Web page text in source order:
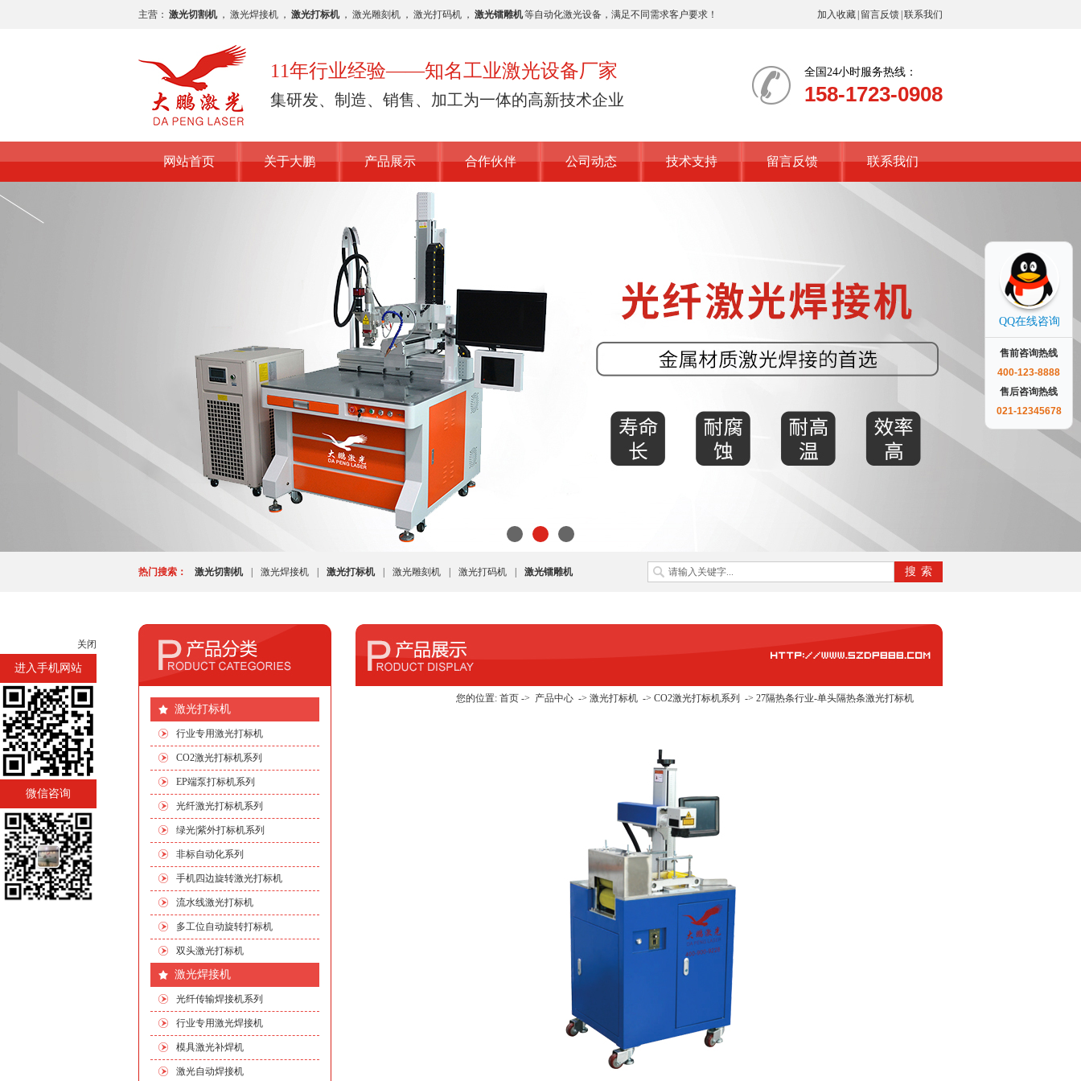
主营： 激光切割机 ， 激光焊接机 ， 激光打标机 ， 激光雕刻机 ， 激光打码机 ， 激光镭雕机等自动化激光设备，满足不同需求客户要求！ 加入收藏 留言反馈 联系我们
11年行业经验——知名工业激光设备厂家
集研发、制造、销售、加工为一体的高新技术企业
全国24小时服务热线：
158-1723-0908
网站首页 关于大鹏 产品展示 合作伙伴 公司动态 技术支持 留言反馈 联系我们
热门搜索： 激光切割机 激光焊接机 激光打标机 激光雕刻机 激光打码机 激光镭雕机
激光打标机
行业专用激光打标机
CO2激光打标机系列
EP端泵打标机系列
光纤激光打标机系列
绿光|紫外打标机系列
非标自动化系列
手机四边旋转激光打标机
流水线激光打标机
多工位自动旋转打标机
双头激光打标机
激光焊接机
光纤传输焊接机系列
行业专用激光焊接机
模具激光补焊机
激光自动焊接机
您的位置: 首页-> 产品中心-> 激光打标机-> CO2激光打标机系列 -> 27隔热条行业-单头隔热条激光打标机
QQ在线咨询
售前咨询热线
400-123-8888
售后咨询热线
021-12345678
关闭
进入手机网站
微信咨询